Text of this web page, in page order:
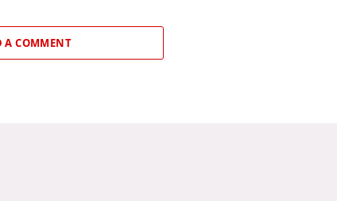
A COMMENT